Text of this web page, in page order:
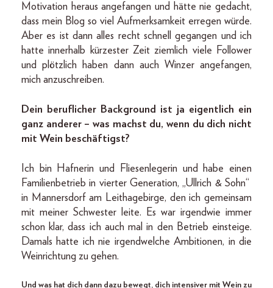
Motivation heraus angefangen und hätte nie gedacht,
dass mein Blog so viel Aufmerksamkeit erregen würde.
Aber es ist dann alles recht schnell gegangen und ich
hatte innerhalb kürzester Zeit ziemlich viele Follower
und plötzlich haben dann auch Winzer angefangen,
mich anzuschreiben.
Dein beruflicher Background ist ja eigentlich ein
ganz anderer – was machst du, wenn du dich nicht
mit Wein beschäftigst?
Ich bin Hafnerin und Fliesenlegerin und habe einen
Familienbetrieb in vierter Generation, „Ullrich & Sohn“
in Mannersdorf am Leithagebirge, den ich gemeinsam
mit meiner Schwester leite. Es war irgendwie immer
schon klar, dass ich auch mal in den Betrieb einsteige.
Damals hatte ich nie irgendwelche Ambitionen, in die
Weinrichtung zu gehen.
Und was hat dich dann dazu bewegt, dich intensiver mit Wein zu